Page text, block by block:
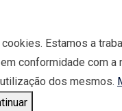
Estamos a
conformidade com a
dos mesmos.